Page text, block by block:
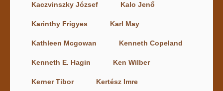
Kaczvinszky József Kalo Jenő
Karinthy Frigyes Karl May
Kathleen Mcgowan Kenneth Copeland
Kenneth E. Hagin Ken Wilber
Kerner Tibor Kertész Imre